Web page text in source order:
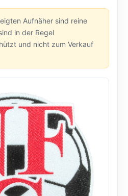
Aufnäher sind reine
in der Regel
und nicht zum Verkauf